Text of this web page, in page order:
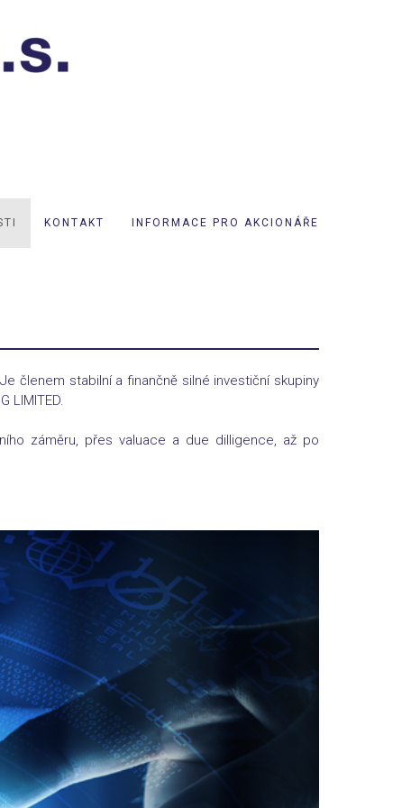
KONTAKT INFORMACE PRO AKCIONÁŘE
členem stabilní a finančně silné investiční skupiny
LIMITED.
záměru, přes valuace a due dilligence, až po